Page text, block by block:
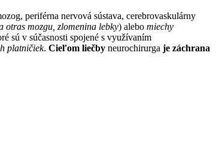
periférna nervová sústava, cerebrovaskulárny
otras mozgu, zlomenina lebky) alebo miechy
sú v súčasnosti spojené s využívaním
platničiek. Cieľom liečby neurochirurga je záchrana